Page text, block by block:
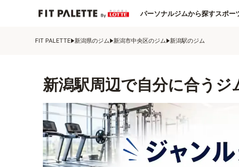
パーソナルジムから探すスポー
FIT PALETTE 新潟県のジム 新潟市中央区のジム 新潟駅のジム
新潟駅周辺で自分に合うジ